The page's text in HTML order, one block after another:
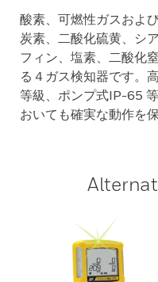
酸素、可燃性ガスおよ
炭素、二酸化硫黄、シ
フィン、塩素、二酸化
る４ガス検知器です。
等級、ポンプ式IP-65
おいても確実な動作を